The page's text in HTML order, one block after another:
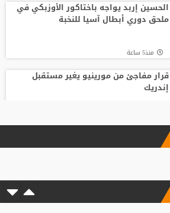
الحسين إربد يواجه باختاكور الأوزبكي في
ملحق دوري أبطال آسيا للنخبة
منذ5 ساعة
قرار مفاجئ من مورينيو يغير مستقبل
إندريك
المغرب ومصر يتقدمان المشهد.. "كاف"